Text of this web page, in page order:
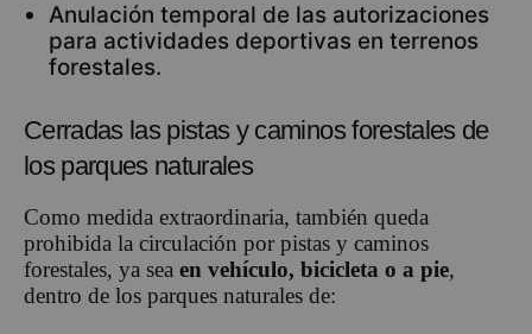
Anulación temporal de las autorizaciones
para actividades deportivas en terrenos
forestales.
Cerradas las pistas y caminos forestales de
los parques naturales
Como medida extraordinaria, también queda
prohibida la circulación por pistas y caminos
forestales, ya sea en vehículo, bicicleta o a pie,
dentro de los parques naturales de: